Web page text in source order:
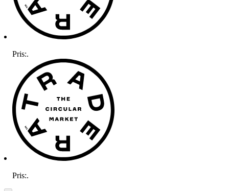
Pris:.
Pris:.